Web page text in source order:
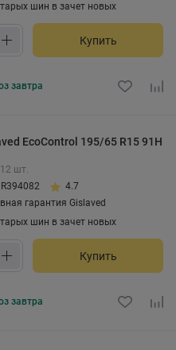
шин в зачет новых
Купить
завтра
EcoControl 195/65 R15 91H
шт.
4.7
гарантия Gislaved
шин в зачет новых
Купить
завтра